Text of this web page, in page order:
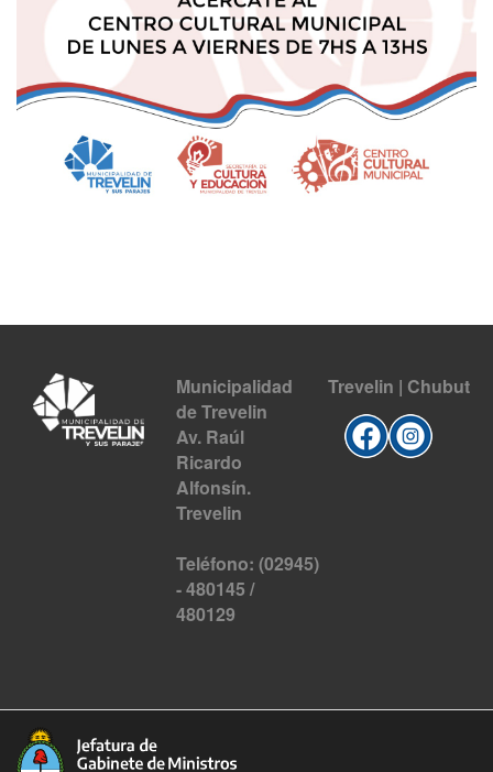
Municipalidad
de Trevelin
Av. Raúl
Ricardo
Alfonsín.
Trevelin
Teléfono: (02945)
- 480145 /
480129
Trevelin | Chubut